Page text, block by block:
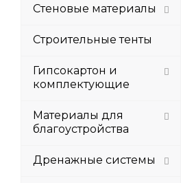
Стеновые материалы
Строительные тенты
Гипсокартон и
комплектующие
Материалы для
благоустройства
Дренажные системы